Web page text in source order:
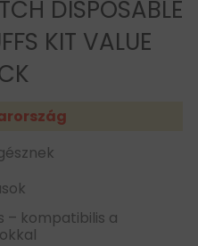
DISPOSABLE
KIT VALUE
– kompatibilis a